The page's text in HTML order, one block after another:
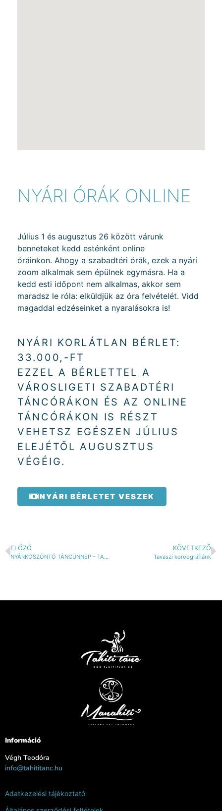
NYÁRI ÓRÁK ONLINE
Július 1 és augusztus 26 között várunk
benneteket kedd esténként online
óráinkon. Ahogy a szabadtéri órák, ezek a nyári
zoom alkalmak sem épülnek egymásra. Ha a
kedd esti időpont nem alkalmas, akkor sem
maradsz le róla: elküldjük az óra felvételét. Vidd
magaddal edzéseinket a nyaralásokra is!
NYÁRI KORLÁTLAN BÉRLET:
33.000,-FT
EZZEL A BÉRLETTEL A
VÁROSLIGETI SZABADTÉRI
TÁNCÓRÁKON ÉS AZ ONLINE
TÁNCÓRÁKON IS RÉSZT
VEHETSZ EGÉSZEN JÚLIUS
ELEJÉTŐL AUGUSZTUS
VÉGÉIG.
NYÁRI BÉRLETET VESZEK
ELŐZŐ
NYÁRKÖSZÖNTŐ TÁNCÜNNEP – TAHITI TÁNCCAL, DOBOKKAL ÉS ZENÉVEL
KÖVETKEZŐ
Tavaszi koreográfiánk
Információ
Végh Teodóra
info@tahititanc.hu
Adatkezelési tájékoztató